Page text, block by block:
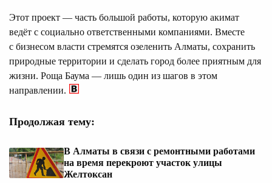
Этот проект — часть большой работы, которую акимат
ведёт с социально ответственными компаниями. Вместе
с бизнесом власти стремятся озеленить Алматы, сохранить
природные территории и сделать город более приятным для
жизни. Роща Баума — лишь один из шагов в этом
направлении.
Продолжая тему:
В Алматы в связи с ремонтными работами
на время перекроют участок улицы
Желтоксан